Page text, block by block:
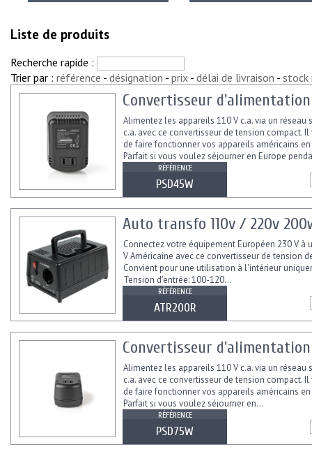
Liste de produits
Trier par : référence - désignation - prix - délai de livraison - stock
Recherche rapide :
Convertisseur
Alimentez les appareils 110 V c.a. via un réseau
c.a. avec ce convertisseur de tension compact.
de faire fonctionner vos appareils américains en
Parfait si vous voulez séjourner en Europe
RÉFÉRENCE
PSD45W
Auto transfo 110v / 220v
Connectez votre équipement Européen 230 V à
V Américaine avec ce convertisseur de tension
Convient pour une utilisation à l'intérieur
Tension d'entrée: 100-120...
RÉFÉRENCE
ATR200R
Convertisseur
Alimentez les appareils 110 V c.a. via un réseau
c.a. avec ce convertisseur de tension compact.
de faire fonctionner vos appareils américains en
Parfait si vous voulez séjourner en...
RÉFÉRENCE
PSD75W